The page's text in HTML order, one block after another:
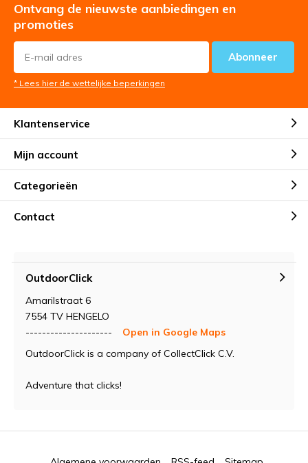
Ontvang de nieuwste aanbiedingen en
promoties
Abonneer
* Lees hier de wettelijke beperkingen
Klantenservice
Mijn account
Categorieën
Contact
OutdoorClick
Amarilstraat 6
7554 TV HENGELO
---------------------
Open in Google Maps
OutdoorClick is a company of CollectClick C.V.
Adventure that clicks!